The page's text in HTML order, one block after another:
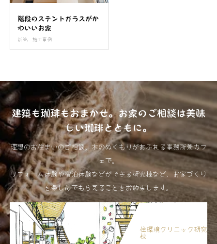
階段のステントガラスがか
わいいお家
新築, 施工事例
建築も珈琲もおまかせ。お家のご相談は美味
しい珈琲とともに。
理想のお住まいのご相談。木のぬくもりがあふれる事務所兼カフ
ェで。
リフォーム体験や宿泊体験などができる研究棟など、お家づくり
を楽しんでもらえることをお約束します。
住環境クリニック研究
棟